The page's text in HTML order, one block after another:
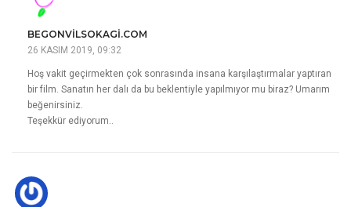
BEGONVILSOKAGI.COM
26 KASIM 2019, 09:32
Hoş vakit geçirmekten çok sonrasında insana karşılaştırmalar yaptıran
bir film. Sanatın her dalı da bu beklentiyle yapılmıyor mu biraz? Umarım
beğenirsiniz.
Teşekkür ediyorum..